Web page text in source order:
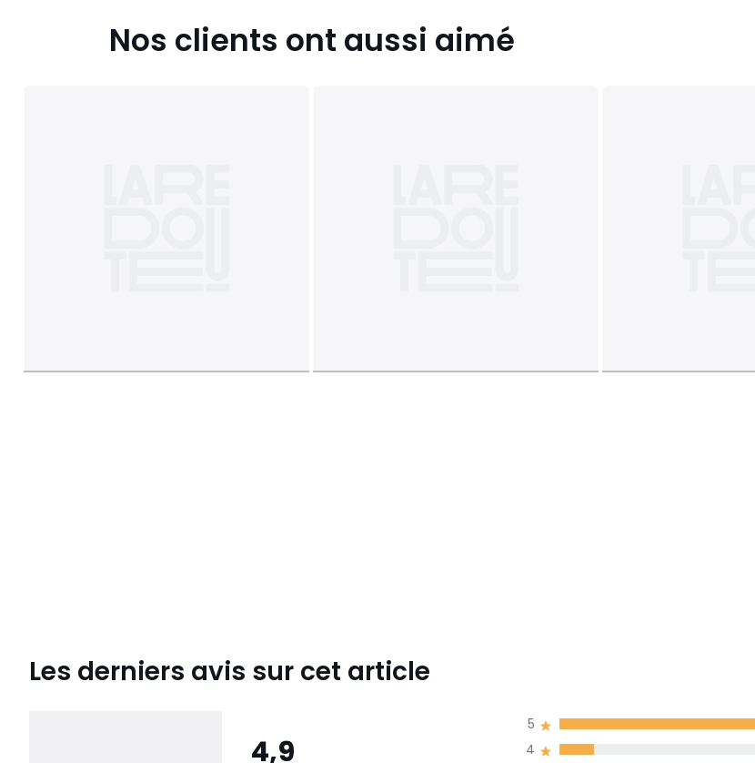
Nos clients ont aussi aimé
Les derniers avis sur cet article
4,9 4
5